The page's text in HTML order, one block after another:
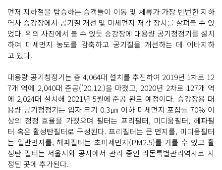
먼저 지하철을 탑승하는 승객들이 이동 및 체류가 가장 빈번한 지하
역사 승강장에서 공기질 개선 및 미세먼지 저감 장치를 살펴볼 수 있
었다. 위의 사진에서 볼 수 있듯 승강장에 대용량 공기청정기를 설치
하여 미세먼지 농도를 감축하고 공기질을 개선하는 데 이바지하
고 있다.
대용량 공기청정기는 총 4,064대 설치를 추진하여 2019년 1차로 12
7개 역에 2,040대 준공(’20.12.)을 마쳤고, 2020년 2차로 127개 역
에 2,024대 설치해 2021년 5월에 준공 완료 예정이다. 승강장용 대
용량 공기청정기는 입자 크기 0.3㎛ 이하 미세먼지 포집률 70% 이
상의 청정 효율을 가졌으며 필터는 프리필터, 미디움필터, 헤파필
터 혹은 활성탄필터로 구성된다. 프리필터는 큰 먼지를, 미디움필터
는 일반먼지를, 헤파필터는 초미세먼지(PM2.5)를 거를 수 있고 활
성탄 필터는 서울시와 공사에서 관리 중인 라돈특별관리역사로 지
정된 곳에 추가된다.